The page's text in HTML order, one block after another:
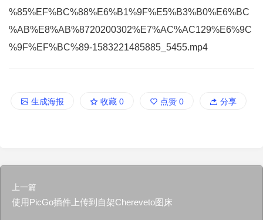
%85%EF%BC%88%E6%B1%9F%E5%B3%B0%E6%BC
%AB%E8%AB%8720200302%E7%AC%AC129%E6%9C
%9F%EF%BC%89-1583221485885_5455.mp4
生成海报 收藏 0 点赞 0 分享
上一篇
使用PicGo插件上传到自架Chereveto图床